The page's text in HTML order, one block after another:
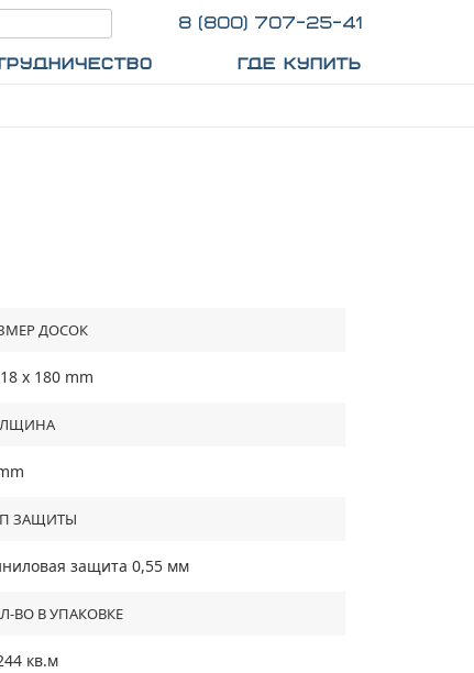
8 (800) 707-25-41
ГДЕ КУПИТЬ
ДОСОК
х 180 mm
ЗАЩИТЫ
защита 0,55 мм
ВО В УПАКОВКЕ
кв.м